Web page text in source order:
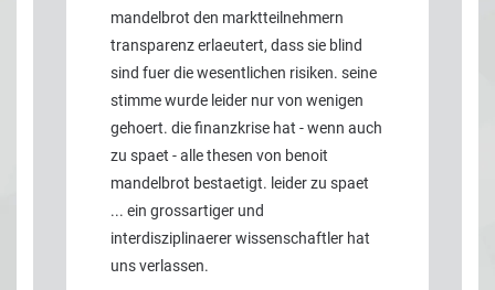
mandelbrot den marktteilnehmern
transparenz erlaeutert, dass sie blind
sind fuer die wesentlichen risiken. seine
stimme wurde leider nur von wenigen
gehoert. die finanzkrise hat - wenn auch
zu spaet - alle thesen von benoit
mandelbrot bestaetigt. leider zu spaet
... ein grossartiger und
interdisziplinaerer wissenschaftler hat
uns verlassen.